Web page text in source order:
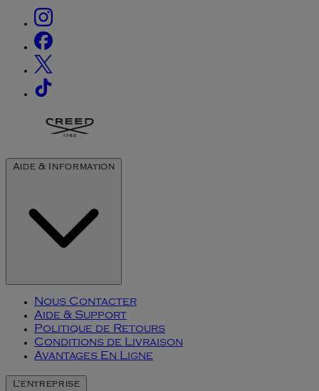
Aide & Information
Nous Contacter
Aide & Support
Politique de Retours
Conditions de Livraison
Avantages En Ligne
L'entreprise